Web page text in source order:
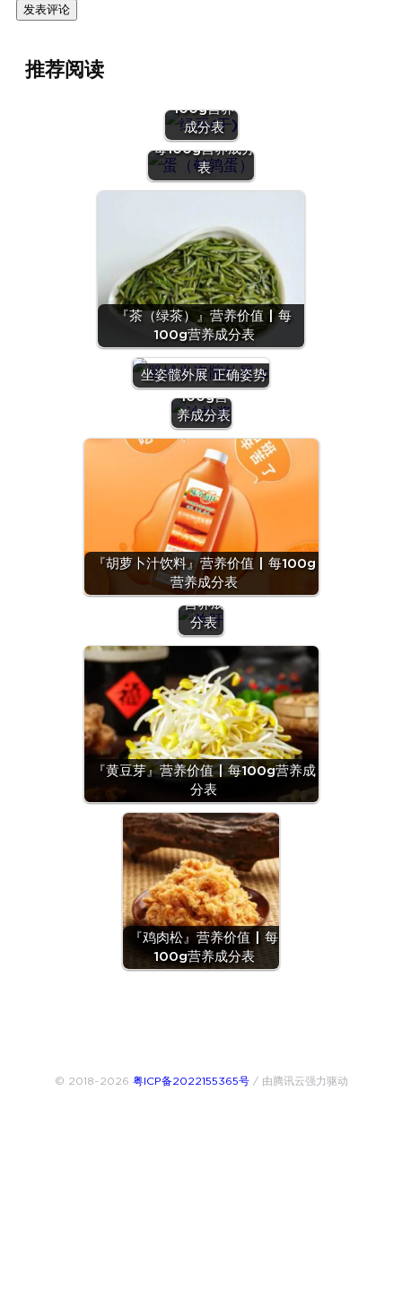
推荐阅读
100g营养
成分表
『蛋（鹌鹑
蛋）』营养价值 |
每100g营养成分
表
『茶（绿茶）』营养价值 | 每
100g营养成分表
坐姿髋外展 正确姿势
『沙拉
酱』营养
价值 | 每
100g营
养成分表
『胡萝卜汁饮料』营养价值 | 每100g
营养成分表
『羊
肝』营
养价值
| 每
100g
营养成
分表
『黄豆芽』营养价值 | 每100g营养成
分表
『鸡肉松』营养价值 | 每
100g营养成分表
© 2018~2026 粤ICP备2022155365号/ 由腾讯云强力驱动